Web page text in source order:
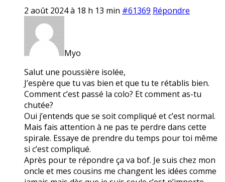
2 août 2024 à 18 h 13 min #61369 Répondre
Myo
Salut une poussière isolée,
J’espère que tu vas bien et que tu te rétablis bien.
Comment c’est passé la colo? Et comment as-tu
chutée?
Oui j’entends que se soit compliqué et c’est normal.
Mais fais attention à ne pas te perdre dans cette
spirale. Essaye de prendre du temps pour toi même
si c’est compliqué.
Après pour te répondre ça va bof. Je suis chez mon
oncle et mes cousins me changent les idées comme